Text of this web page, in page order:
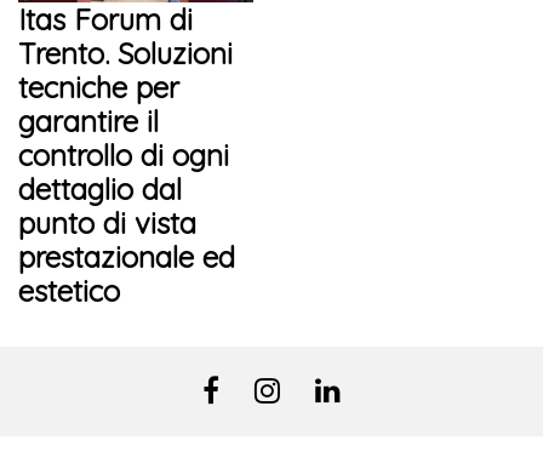
Itas Forum di
Trento. Soluzioni
tecniche per
garantire il
controllo di ogni
dettaglio dal
punto di vista
prestazionale ed
estetico